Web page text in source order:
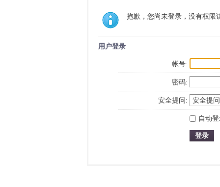
抱歉，您尚未登录，没有权限
用户登录
帐号:
密码:
安全提问:
自动
登录